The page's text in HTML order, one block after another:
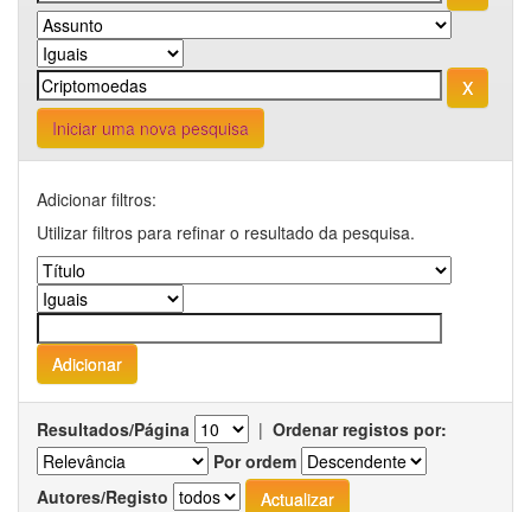
Iniciar uma nova pesquisa
Adicionar filtros:
Utilizar filtros para refinar o resultado da pesquisa.
Resultados/Página | Ordenar registos por:
Por ordem
Autores/Registo